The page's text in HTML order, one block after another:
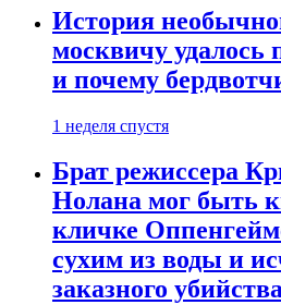
История
москвичу удалось
и почему
1 неделя спустя
Брат режиссера
Нолана мог быть
кличке
сухим из воды и
заказного